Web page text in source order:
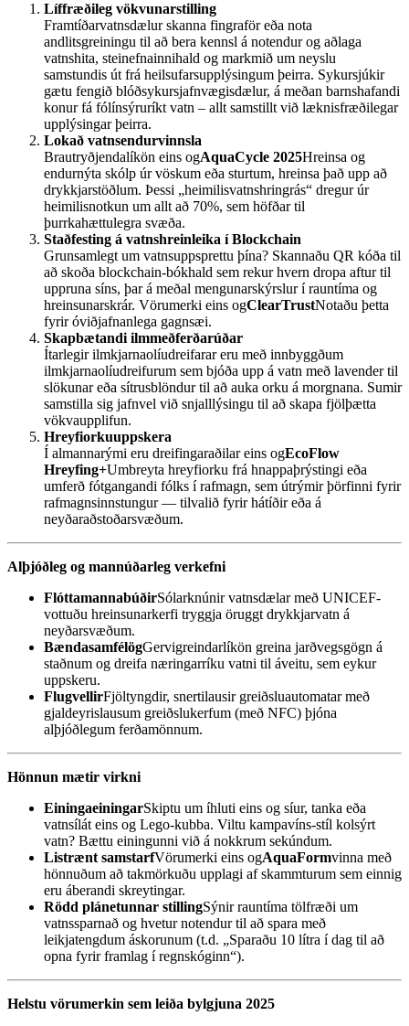
Líffræðileg vökvunarstilling
Framtíðarvatnsdælur skanna fingraför eða nota
andlitsgreiningu til að bera kennsl á notendur og aðlaga
vatnshita, steinefnainnihald og markmið um neyslu
samstundis út frá heilsufarsupplýsingum þeirra. Sykursjúkir
gætu fengið blóðsykursjafnvægisdælur, á meðan barnshafandi
konur fá fólínsýruríkt vatn – allt samstillt við læknisfræðilegar
upplýsingar þeirra.
Lokað vatnsendurvinnsla
Brautryðjendalíkön eins ogAquaCycle 2025Hreinsa og
endurnýta skólp úr vöskum eða sturtum, hreinsa það upp að
drykkjarstöðlum. Þessi „heimilisvatnshringrás“ dregur úr
heimilisnotkun um allt að 70%, sem höfðar til
þurrkahættulegra svæða.
Staðfesting á vatnshreinleika í Blockchain
Grunsamlegt um vatnsuppsprettu þína? Skannaðu QR kóða til
að skoða blockchain-bókhald sem rekur hvern dropa aftur til
uppruna síns, þar á meðal mengunarskýrslur í rauntíma og
hreinsunarskrár. Vörumerki eins ogClearTrustNotaðu þetta
fyrir óviðjafnanlega gagnsæi.
Skapbætandi ilmmeðferðarúðar
Ítarlegir ilmkjarnaolíudreifarar eru með innbyggðum
ilmkjarnaolíudreifurum sem bjóða upp á vatn með lavender til
slökunar eða sítrusblöndur til að auka orku á morgnana. Sumir
samstilla sig jafnvel við snjalllýsingu til að skapa fjölþætta
vökvaupplifun.
Hreyfiorkuuppskera
Í almannarými eru dreifingaraðilar eins ogEcoFlow
Hreyfing+Umbreyta hreyfiorku frá hnappaþrýstingi eða
umferð fótgangandi fólks í rafmagn, sem útrýmir þörfinni fyrir
rafmagnsinnstungur — tilvalið fyrir hátíðir eða á
neyðaraðstoðarsvæðum.
Alþjóðleg og mannúðarleg verkefni
FlóttamannabúðirSólarknúnir vatnsdælar með UNICEF-
vottuðu hreinsunarkerfi tryggja öruggt drykkjarvatn á
neyðarsvæðum.
BændasamfélögGervigreindarlíkön greina jarðvegsgögn á
staðnum og dreifa næringarríku vatni til áveitu, sem eykur
uppskeru.
FlugvellirFjöltyngdir, snertilausir greiðsluautomatar með
gjaldeyrislausum greiðslukerfum (með NFC) þjóna
alþjóðlegum ferðamönnum.
Hönnun mætir virkni
EiningaeiningarSkiptu um íhluti eins og síur, tanka eða
vatnsílát eins og Lego-kubba. Viltu kampavíns-stíl kolsýrt
vatn? Bættu einingunni við á nokkrum sekúndum.
Listrænt samstarfVörumerki eins ogAquaFormvinna með
hönnuðum að takmörkuðu upplagi af skammturum sem einnig
eru áberandi skreytingar.
Rödd plánetunnar stillingSýnir rauntíma tölfræði um
vatnssparnað og hvetur notendur til að spara með
leikjatengdum áskorunum (t.d. „Sparaðu 10 lítra í dag til að
opna fyrir framlag í regnskóginn“).
Helstu vörumerkin sem leiða bylgjuna 2025